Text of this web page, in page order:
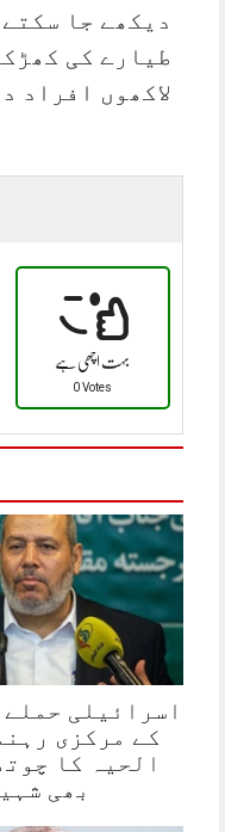
دیکھے جا
طیارے کی
لاکھوں افراد
بہت اچھی ہے
0 Votes
اسرائیلی
کے مرکزی
الحیہ کا
بھی